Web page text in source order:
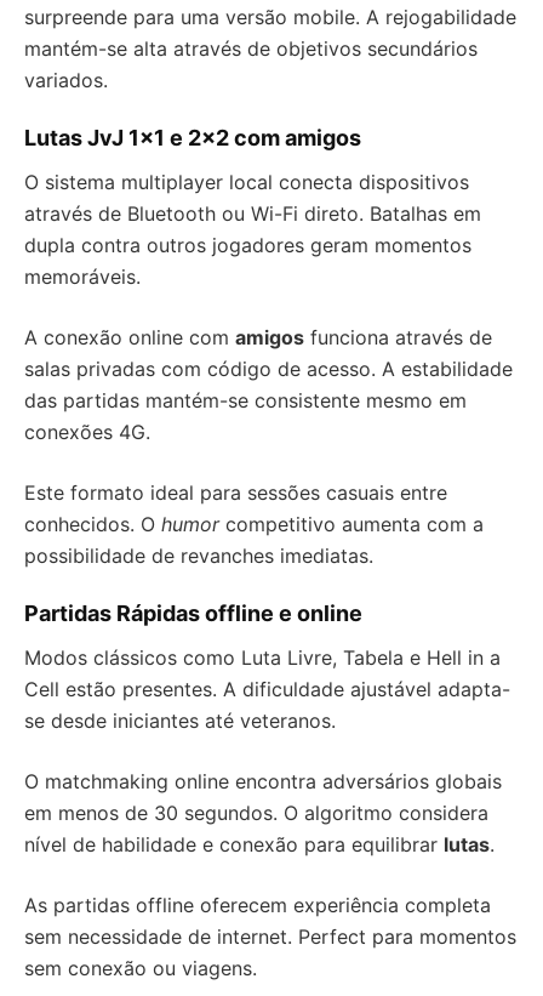
surpreende para uma versão mobile. A rejogabilidade
mantém-se alta através de objetivos secundários
variados.
Lutas JvJ 1×1 e 2×2 com amigos
O sistema multiplayer local conecta dispositivos
através de Bluetooth ou Wi-Fi direto. Batalhas em
dupla contra outros jogadores geram momentos
memoráveis.
A conexão online com amigos funciona através de
salas privadas com código de acesso. A estabilidade
das partidas mantém-se consistente mesmo em
conexões 4G.
Este formato ideal para sessões casuais entre
conhecidos. O humorcompetitivo aumenta com a
possibilidade de revanches imediatas.
Partidas Rápidas offline e online
Modos clássicos como Luta Livre, Tabela e Hell in a
Cell estão presentes. A dificuldade ajustável adapta-
se desde iniciantes até veteranos.
O matchmaking online encontra adversários globais
em menos de 30 segundos. O algoritmo considera
nível de habilidade e conexão para equilibrar lutas.
As partidas offline oferecem experiência completa
sem necessidade de internet. Perfect para momentos
sem conexão ou viagens.